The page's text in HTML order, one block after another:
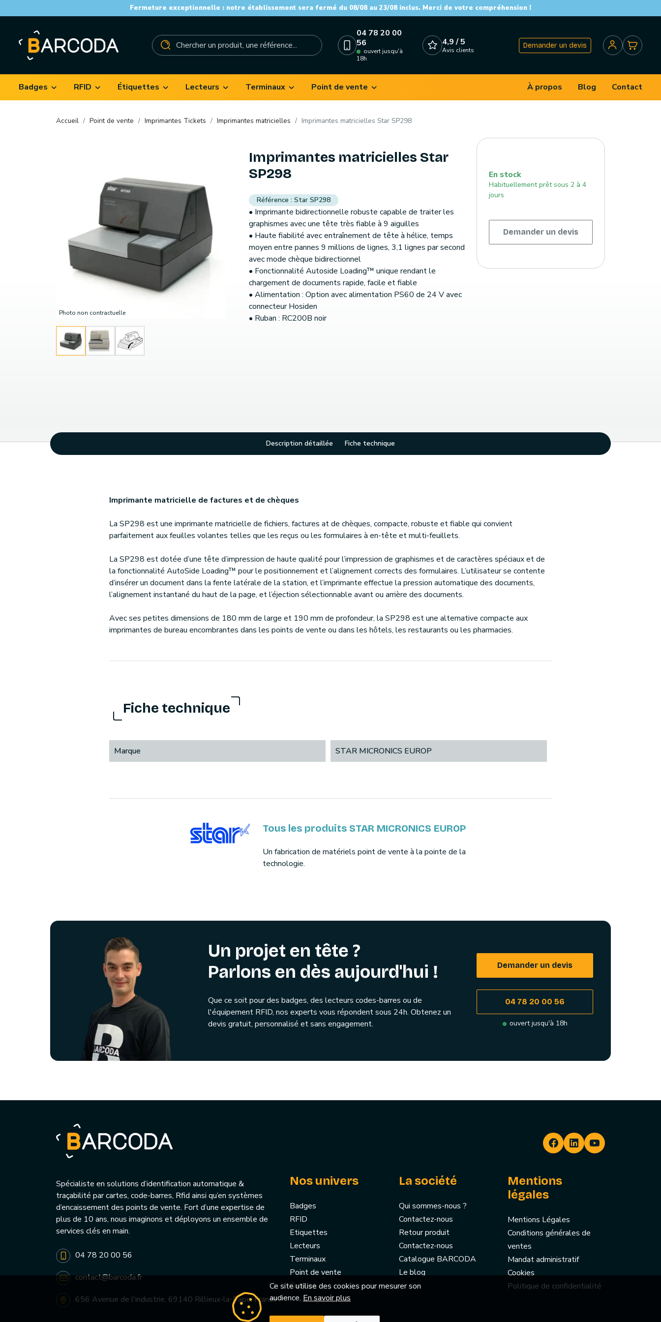
Fermeture exceptionnelle : notre établissement sera fermé du 08/08 au 23/08 inclus. Merci de votre compréhension !
04 78 20 00
56
ouvert jusqu'à
18h
4,9 / 5
Avis clients
Demander un devis
Badges RFID Étiquettes Lecteurs Terminaux Point de vente À propos Blog Contact
Accueil Point de vente Imprimantes Tickets Imprimantes matricielles Imprimantes matricielles Star SP298
Photo non contractuelle
Imprimantes matricielles Star
SP298
Star SP298
• Imprimante bidirectionnelle robuste capable de traiter les
graphismes avec une tête très fiable à 9 aiguilles
• Haute fiabilité avec entraînement de tête à hélice, temps
moyen entre pannes 9 millions de lignes, 3,1 lignes par second
avec mode chèque bidirectionnel
• Fonctionnalité Autoside Loading™ unique rendant le
chargement de documents rapide, facile et fiable
• Alimentation : Option avec alimentation PS60 de 24 V avec
connecteur Hosiden
• Ruban : RC200B noir
En stock
Habituellement prêt sous 2 à 4
jours
Demander un devis
Description détaillée Fiche technique
Imprimante matricielle de factures et de chèques
La SP298 est une imprimante matricielle de fichiers, factures at de chèques, compacte, robuste et fiable qui convient
parfaitement aux feuilles volantes telles que les reçus ou les formulaires à en-tête et multi-feuillets.
La SP298 est dotée d’une tête d’impression de haute qualité pour l’impression de graphismes et de caractères spéciaux et de
la fonctionnalité AutoSide Loading™ pour le positionnement et l’alignement corrects des formulaires. L’utilisateur se contente
d’insérer un document dans la fente latérale de la station, et l’imprimante effectue la pression automatique des documents,
l’alignement instantané du haut de la page, et l’éjection sélectionnable avant ou arrière des documents.
Avec ses petites dimensions de 180 mm de large et 190 mm de profondeur, la SP298 est une alternative compacte aux
imprimantes de bureau encombrantes dans les points de vente ou dans les hôtels, les restaurants ou les pharmacies.
Fiche technique
Marque STAR MICRONICS EUROP
Tous les produits STAR MICRONICS EUROP
Un fabrication de matériels point de vente à la pointe de la
technologie.
Un projet en tête ?
Parlons en dès aujourd'hui !
Que ce soit pour des badges, des lecteurs codes-barres ou de
l'équipement RFID, nos experts vous répondent sous 24h. Obtenez un
devis gratuit, personnalisé et sans engagement.
Demander un devis
04 78 20 00 56
ouvert jusqu'à 18h
Spécialiste en solutions d’identification automatique &
traçabilité par cartes, code-barres, Rfid ainsi qu’en systèmes
d’encaissement des points de vente. Fort d’une expertise de
plus de 10 ans, nous imaginons et déployons un ensemble de
services clés en main.
04 78 20 00 56
contact@barcoda.fr
656 Avenue de l'industrie, 69140 Rillieux-la-Pape, France
Nos univers
Badges
RFID
Etiquettes
Lecteurs
Terminaux
Point de vente
Cookies
La société
Qui sommes-nous ?
Contactez-nous
Retour produit
Contactez-nous
Catalogue BARCODA
Le blog
Mentions
légales
Mentions Légales
Conditions générales de
ventes
Mandat administratif
Cookies
Politique de confidentialité
Ce site utilise des cookies pour mesurer son
audience. En savoir plus